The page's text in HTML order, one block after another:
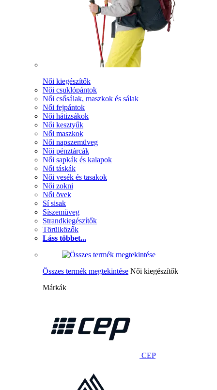
Női kiegészítők
Női csuklópántok
Női csősálak, maszkok és sálak
Női fejpántok
Női hátizsákok
Női kesztyűk
Női maszkok
Női napszemüveg
Női pénztárcák
Női sapkák és kalapok
Női táskák
Női vesék és tasakok
Női zokni
Női övek
Sí sisak
Síszemüveg
Strandkiegészítők
Törülközők
Láss többet...
Összes termék megtekintése Női kiegészítők
Márkák
CEP